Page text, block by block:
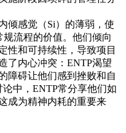
倾感觉（Si）的薄弱，使
流程的价值。他们倾向
性和可持续性，导致项目
了内心冲突：ENTP渴望
障碍让他们感到挫败和自
中，ENTP常分享他们如
成为精神内耗的重要来